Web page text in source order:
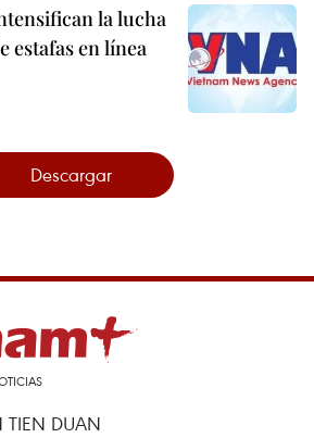
la lucha
estafas en línea
Descargar
TIEN DUAN